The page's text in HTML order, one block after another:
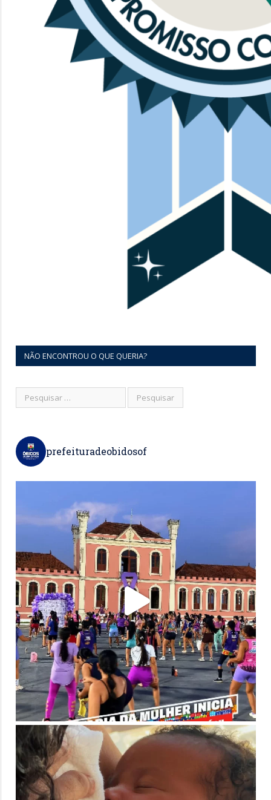
NÃO ENCONTROU O QUE QUERIA?
prefeituradeobidosof